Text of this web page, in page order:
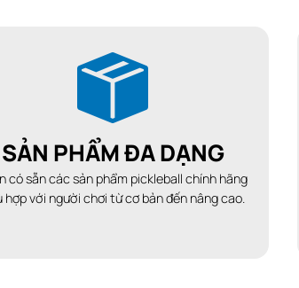
SẢN PHẨM ĐA DẠNG
có sẵn các sản phẩm pickleball chính hãng
hợp với người chơi từ cơ bản đến nâng cao.